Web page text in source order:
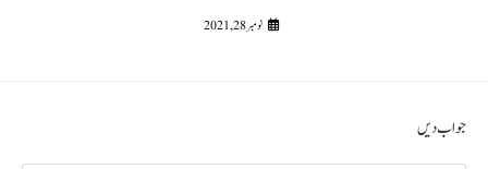
نومبر 28, 2021
جواب دیں